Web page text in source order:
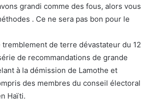
grandi comme des fous, alors vous
. Ce ne sera pas bon pour le
de terre dévastateur du 12
de recommandations de grande
à la démission de Lamothe et
des membres du conseil électoral
Haïti.